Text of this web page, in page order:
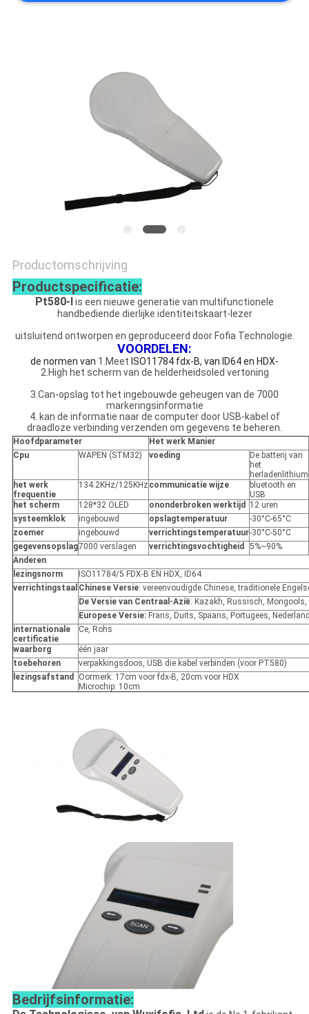
Productomschrijving
Productspecificatie:
Pt580-I is een nieuwe generatie van multifunctionele
handbediende dierlijke identiteitskaart-lezer
uitsluitend ontworpen en geproduceerd door Fofia Technologie.
VOORDELEN:
de normen van 1.Meet ISO11784 fdx-B, van ID64 en HDX-
2.High het scherm van de helderheidsoled vertoning
3.Can-opslag tot het ingebouwde geheugen van de 7000
markeringsinformatie
4. kan de informatie naar de computer door USB-kabel of
draadloze verbinding verzenden om gegevens te beheren.
Hoofdparameter Het werk Manier
Cpu
WAPEN (STM32) voeding
De batterij van
het
herladenlithium
het werk
frequentie
134.2KHz/125KHzcommunicatie wijze
bluetooth en
USB
het scherm
128*32 OLED ononderbroken werktijd 12 uren
systeemklok
ingebouwd opslagtemperatuur -30°C-65°C
zoemer
ingebouwd verrichtingstemperatuur-30°C-50°C
gegevensopslag7000 verslagen verrichtingsvochtigheid 5%~90%
Anderen
lezingsnorm
ISO11784/5 FDX-B EN HDX, ID64
verrichtingstaal Chinese Versie: vereenvoudigde Chinese, traditionele
De Versie van Centraal-Azië: Kazakh, Russisch, Mongools,
Europese Versie:Frans, Duits, Spaans, Portugees,
internationale
certificatie
Ce, Rohs
waarborg
één jaar
toebehoren
verpakkingsdoos, USB die kabel verbinden (voor PT580)
lezingsafstand
Oormerk: 17cm voor fdx-B, 20cm voor HDX
Microchip: 10cm
Bedrijfsinformatie: